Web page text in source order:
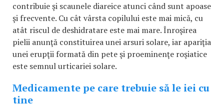
contribuie şi scaunele diareice atunci când sunt apoase
şi frecvente. Cu cât vârsta copilului este mai mică, cu
atât riscul de deshidratare este mai mare. Înroşirea
pielii anunţă constituirea unei arsuri solare, iar apariţia
unei erupţii formată din pete şi proeminenţe roşiatice
este semnul urticariei solare.
Medicamente pe care trebuie să le iei cu
tine